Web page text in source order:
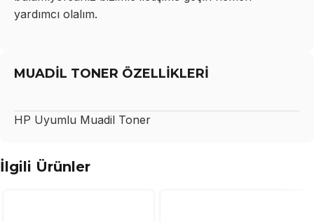
yardımcı olalım.
MUADİL TONER ÖZELLİKLERİ
HP Uyumlu Muadil Toner
İlgili Ürünler